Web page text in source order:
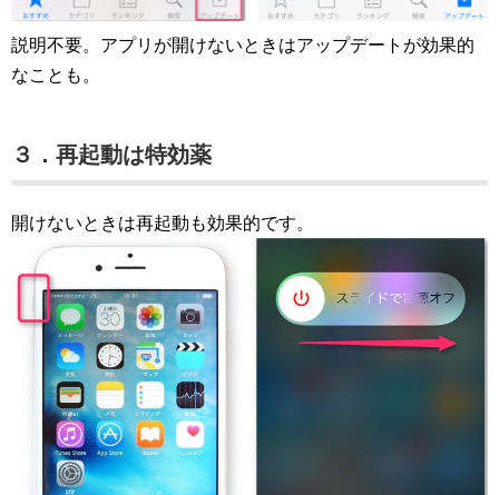
説明不要。アプリが開けないときはアップデートが効果的
なことも。
３．再起動は特効薬
開けないときは再起動も効果的です。